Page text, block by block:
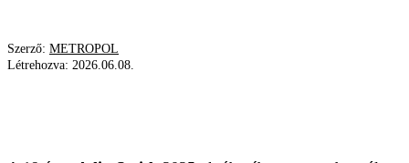
Szerző: METROPOL
Létrehozva: 2026.06.08.